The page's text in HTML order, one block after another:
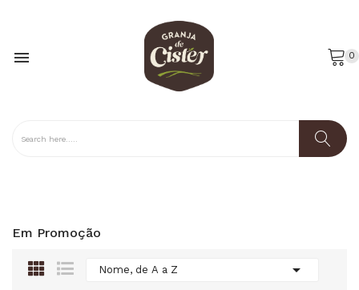
 0
Em Promoção
Nome, de A a Z 